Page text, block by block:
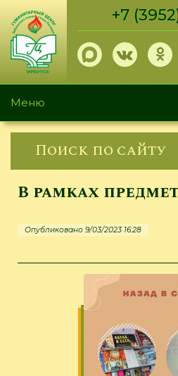
Перейти
основному
содержанию
+7
Меню
Поиск по сайту
В рамках
Опубликовано 9/03/2023 16:28